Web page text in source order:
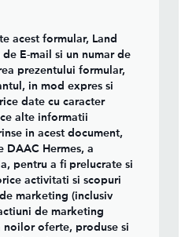
acest formular, Land
E-mail si un numar de
prezentului formular,
in mod expres si
date cu caracter
alte informatii
in acest document,
DAAC Hermes, a
pentru a fi prelucrate si
activitati si scopuri
marketing (inclusiv
de marketing
oferte, produse si